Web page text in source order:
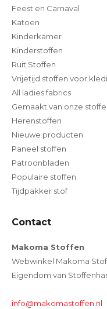
Feest en Carnaval
Katoen
Kinderkamer
Kinderstoffen
Ruit Stoffen
Vrijetijd stoffen voor
All ladies fabrics
Gemaakt van onze
Herenstoffen
Nieuwe producten
Paneel stoffen
Patroonbladen
Populaire stoffen
Tijdpakker stof
Contact
Makoma Stoffen
Webwinkel Makoma
Eigendom van
info@makomastoffen.nl